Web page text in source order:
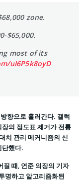
zone.
$65,000.
most of its
uI6P5k8oyD
향으로 흘러간다. 갤럭
의 점도표 제거가 전통
치 관리 메커니즘의 신
단했다.
질 때, 연준 의장의 기자
명하고 알고리즘화된